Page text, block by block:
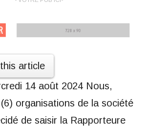
article
14 août 2024 Nous,
organisations de la société
de saisir la Rapporteure